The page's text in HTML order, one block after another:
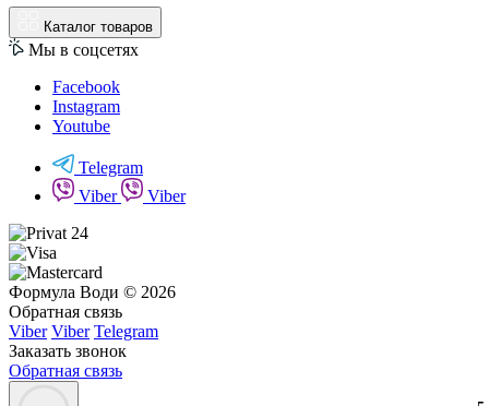
Каталог товаров
Мы в соцсетях
Facebook
Instagram
Youtube
Telegram
Viber
Viber
Формула Води © 2026
Обратная связь
Viber Viber Telegram
Заказать звонок
Обратная связь